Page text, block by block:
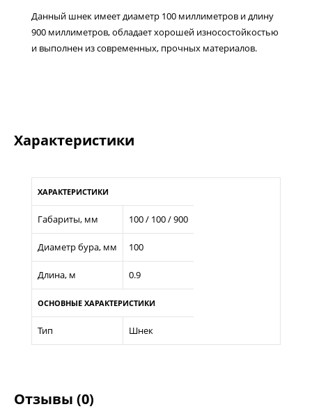
Данный шнек имеет диаметр 100 миллиметров и длину
900 миллиметров, обладает хорошей износостойкостью
и выполнен из современных, прочных материалов.
Характеристики
ХАРАКТЕРИСТИКИ
Габариты, мм 100 / 100 / 900
Диаметр бура, мм 100
Длина, м 0.9
ОСНОВНЫЕ ХАРАКТЕРИСТИКИ
Тип Шнек
Отзывы (0)